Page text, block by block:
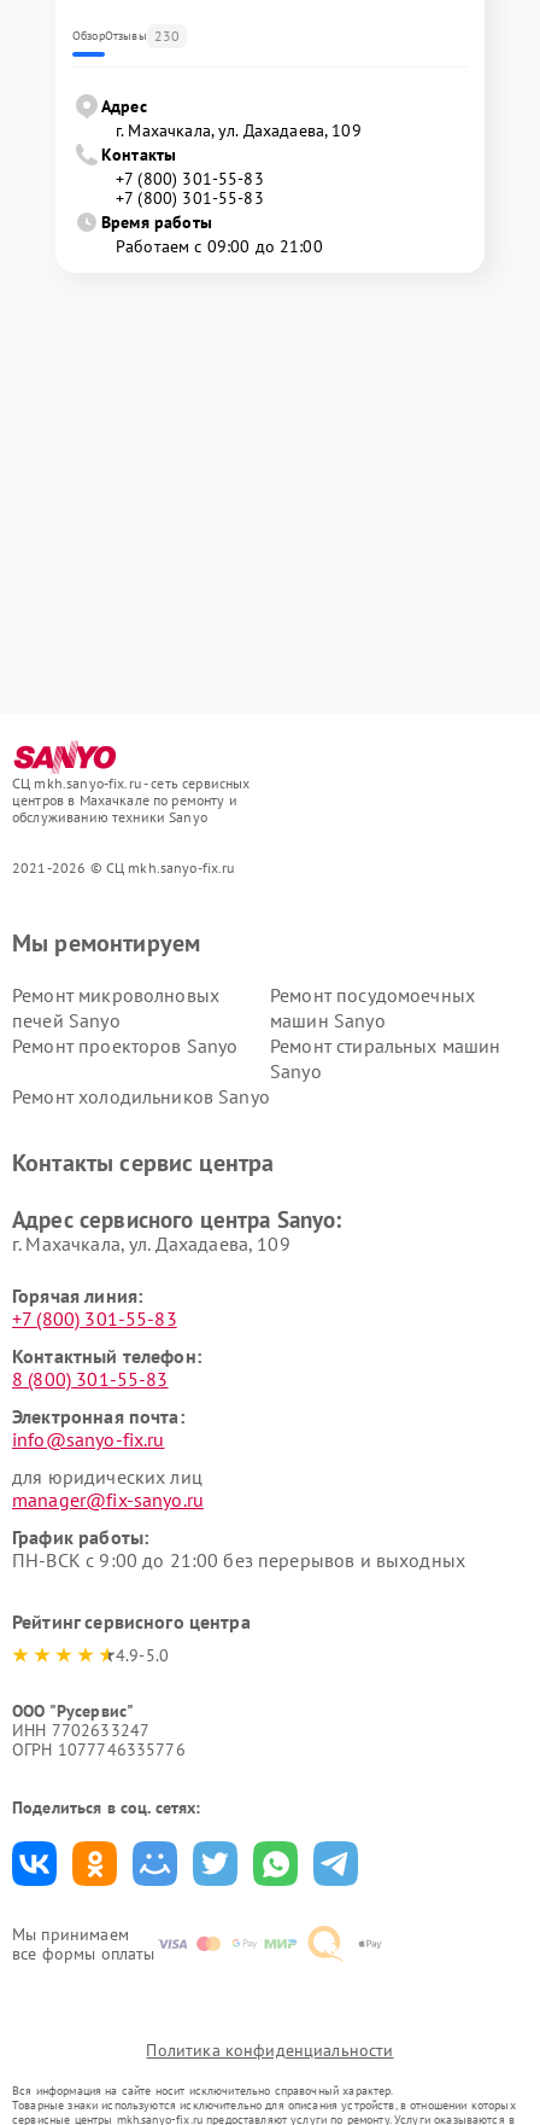
ОбзорОтзывы 230
Адрес
г. Махачкала, ул. Дахадаева, 109
Контакты
+7 (800) 301-55-83
+7 (800) 301-55-83
Время работы
Работаем с 09:00 до 21:00
СЦ mkh.sanyo-fix.ru - сеть сервисных
центров в Махачкале по ремонту и
обслуживанию техники Sanyo
2021-2026 © СЦ mkh.sanyo-fix.ru
Мы принимаем
все формы оплаты
Мы ремонтируем
Ремонт микроволновых
печей Sanyo
Ремонт посудомоечных
машин Sanyo
Ремонт проекторов Sanyo
Ремонт стиральных машин
Sanyo
Ремонт холодильников Sanyo
Контакты сервис центра
Адрес сервисного центра Sanyo:
г. Махачкала, ул. Дахадаева, 109
Горячая линия:
+7 (800) 301-55-83
Контактный телефон:
8 (800) 301-55-83
Электронная почта:
info@sanyo-fix.ru
для юридических лиц
manager@fix-sanyo.ru
График работы:
ПН-ВСК с 9:00 до 21:00 без перерывов и выходных
Рейтинг сервисного центра
4.9-5.0
ООО "Русервис"
ИНН 7702633247
ОГРН 1077746335776
Поделиться в соц. сетях:
Политика конфиденциальности
Вся информация на сайте носит исключительно справочный характер.
Товарные знаки используются исключительно для описания устройств, в отношении которых
сервисные центры mkh.sanyo-fix.ru предоставляют услуги по ремонту. Услуги оказываются в